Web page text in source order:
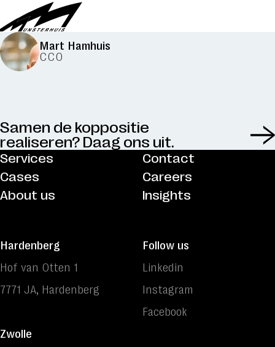
Mart Hamhuis
CCO
Samen de koppositie
realiseren? Daag ons uit.
Services
Cases
About us
Contact
Careers
Insights
Hardenberg
Hof van Otten 1
7771 JA, Hardenberg
Zwolle
Follow us
Linkedin
Instagram
Facebook
06 : 08 : 21 : 29
till friday...